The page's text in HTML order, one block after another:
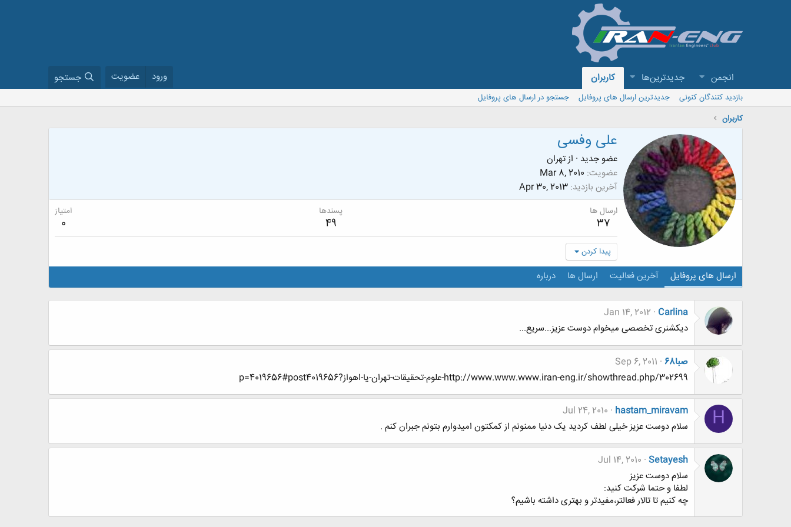
انجمن جدیدترین‌ها کاربران ورود عضویت جستجو
بازدید کنندگان کنونی جدیدترین ارسال های پروفایل
جستجو در ارسال های پروفایل
کاربران
علی وفسی
عضو جدید · ازتهران
عضویت Mar 8, 2010
آخرین بازدید Apr 30, 2013
ارسال ها
37
پسندها
49
امتیاز
0
پیدا کردن
ارسال های پروفایل آخرین فعالیت ارسال ها درباره
Carlina
Jan 14, 2012
دیکشنری تخصصی میخوام دوست عزیز...سریع...
صبا68
Sep 6, 2011
http://www.www.www.iran-eng.ir/showthread.php/302699-علوم-تحقیقات-تهران-یا-اهواز?p=4019656#post4019656
H
hastam_miravam
Jul 24, 2010
سلام دوست عزیز خیلی لطف کردید یک دنیا ممنونم از کمکتون امیدوارم بتونم جبران کنم .
Setayesh
Jul 14, 2010
سلام دوست عزیز
لطفا و حتما شرکت کنید:
چه کنیم تا تالار فعالتر،مفیدتر و بهتری داشته باشیم؟